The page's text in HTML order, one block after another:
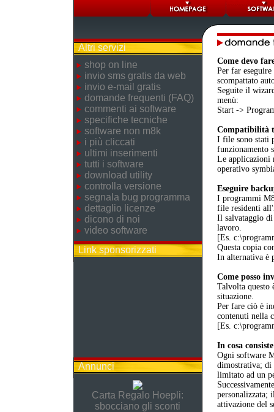
Altri servizi
shop on line
invio sms gratis da web
invio e-mail gratis
domande frequenti (FAQ)
commenti ai software
specifiche tecniche
software non m8k
i più cliccati
ultimi inserimenti
tutti i software
download utility
controlla versione
segnala bug programma
dettaglio licenze
dicono di noi
video software
Link sponsorizzati
Annunci
Carta Regalo Hoepli:
sbocciano gli sconti
Come devo
Per far
scompattato
Seguite il
menù:
Start ->
Compatibilità
I file sono stati
funzionamento
Le applicazioni
operativo
Eseguire
I programmi
file residenti
Il salvataggio
lavoro.
[Es.
Questa copia
In alternativa è
Come posso
Talvolta questo
situazione.
Per fare ciò è
contenuti nella
[Es.
In cosa
Ogni software
dimostrativa; di
limitato ad un
personalizzata;
attivazione del